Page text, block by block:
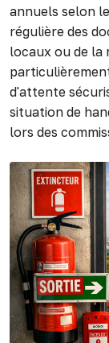
annuels selon
régulière des
locaux ou de la
d'attente
situation de
lors des